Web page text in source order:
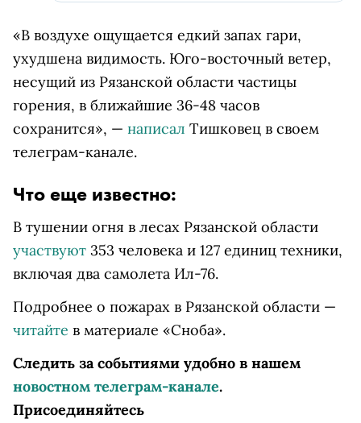
«В воздухе ощущается едкий запах гари,
ухудшена видимость. Юго-восточный ветер,
несущий из Рязанской области частицы
горения, в ближайшие 36-48 часов
сохранится», — написал Тишковец в своем
телеграм-канале.
Что еще известно:
В тушении огня в лесах Рязанской области
участвуют 353 человека и 127 единиц техники,
включая два самолета Ил-76.
Подробнее о пожарах в Рязанской области —
читайте в материале «Сноба».
Следить за событиями удобно в нашем
новостном телеграм-канале.
Присоединяйтесь